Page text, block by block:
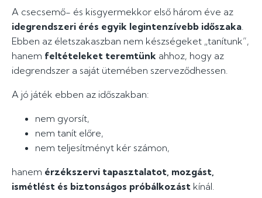
A csecsemő- és kisgyermekkor első három éve az
idegrendszeri érés egyik legintenzívebb időszaka.
Ebben az életszakaszban nem készségeket „tanítunk”,
hanem feltételeket teremtünk ahhoz, hogy az
idegrendszer a saját ütemében szerveződhessen.
A jó játék ebben az időszakban:
nem gyorsít,
nem tanít előre,
nem teljesítményt kér számon,
hanem érzékszervi tapasztalatot, mozgást,
ismétlést és biztonságos próbálkozást kínál.